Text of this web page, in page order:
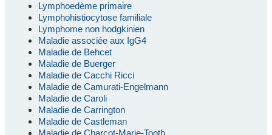
Lymphoedème primaire
Lymphohistiocytose familiale
Lymphome non hodgkinien
Maladie associée aux IgG4
Maladie de Behcet
Maladie de Buerger
Maladie de Cacchi Ricci
Maladie de Camurati-Engelmann
Maladie de Caroli
Maladie de Carrington
Maladie de Castleman
Maladie de Charcot-Marie-Tooth